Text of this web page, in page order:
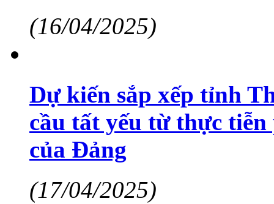
(16/04/2025)
Dự kiến sắp xếp tỉnh
cầu tất yếu từ thực
của Đảng
(17/04/2025)